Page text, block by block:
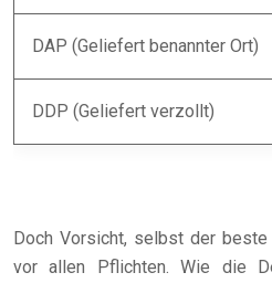
DAP (Geliefert benannter Ort)
DDP (Geliefert verzollt)
Doch Vorsicht, selbst der
vor allen Pflichten. Wie die